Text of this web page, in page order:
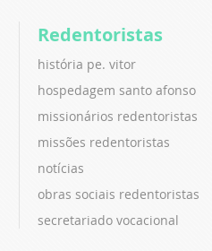
Redentoristas
história pe. vitor
hospedagem santo afonso
missionários redentoristas
missões redentoristas
notícias
obras sociais redentoristas
secretariado vocacional